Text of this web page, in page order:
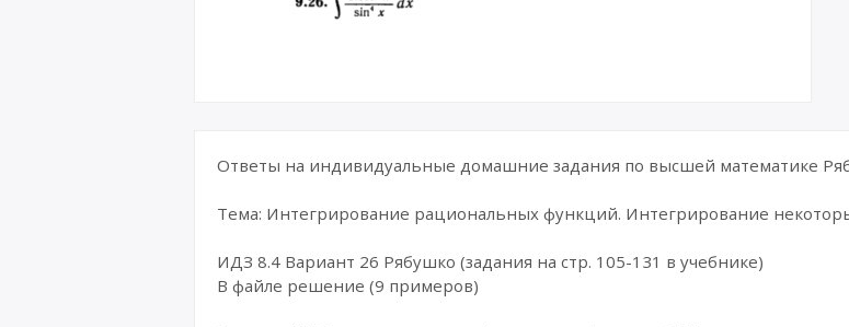
Ответы на индивидуальные домашние задания по высшей математике
Тема: Интегрирование рациональных функций. Интегрирование
ИДЗ 8.4 Вариант 26 Рябушко (задания на стр. 105-131 в учебнике)
В файле решение (9 примеров)